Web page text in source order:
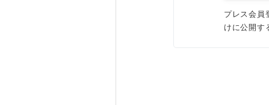
プレス会員
けに公開す